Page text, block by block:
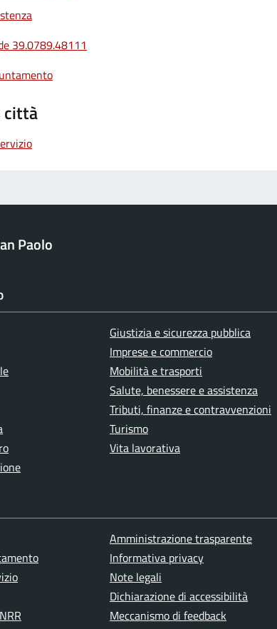
39.0789.48111
città
Paolo
Giustizia e sicurezza pubblica
Imprese e commercio
Mobilità e trasporti
Salute, benessere e assistenza
Tributi, finanze e contravvenzioni
Turismo
Vita lavorativa
Amministrazione trasparente
Informativa privacy
Note legali
Dichiarazione di accessibilità
Meccanismo di feedback